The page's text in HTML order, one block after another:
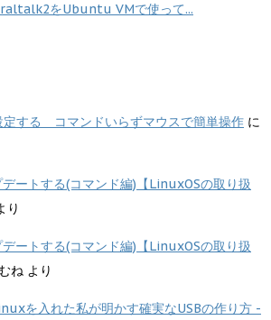
をUbuntu VMで使って...
する コマンドいらずマウスで簡単操作 に
ートする(コマンド編)【LinuxOSの取り扱
り
ートする(コマンド編)【LinuxOSの取り扱
ね より
を入れた私が明かす確実なUSBの作り方 -